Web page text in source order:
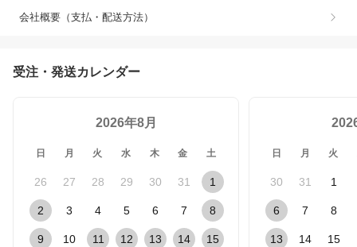
会社概要（支払・配送方法）
受注・発送カレンダー
2026年8月
日 月 火 水 木 金 土
26 27 28 29 30 31 1
2 3 4 5 6 7 8
9 10 11 12 13 14 15
日 月 火
30 31 1
6 7 8
13 14 15